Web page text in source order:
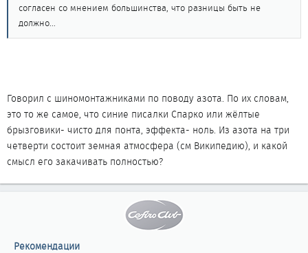
согласен со мнением большинства, что разницы быть не
должно...
Говорил с шиномонтажниками по поводу азота. По их словам,
это то же самое, что синие писалки Спарко или жёлтые
брызговики- чисто для понта, эффекта- ноль. Из азота на три
четверти состоит земная атмосфера (см Википедию), и какой
смысл его закачивать полностью?
Рекомендации